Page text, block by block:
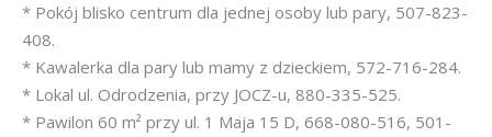
* Pokój blisko centrum dla jednej osoby lub pary, 507-823-
408.
* Kawalerka dla pary lub mamy z dzieckiem, 572-716-284.
* Lokal ul. Odrodzenia, przy JOCZ-u, 880-335-525.
* Pawilon 60 m² przy ul. 1 Maja 15 D, 668-080-516, 501-